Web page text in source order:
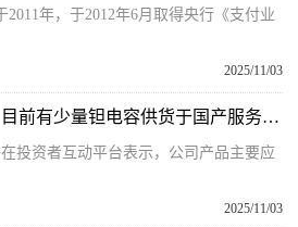
年，于2012年6月取得央行《支付业
2025/11/03
宏达电子(300726.SZ)：目前有少量钽电容供货于国产服务器-每日快播
投资者互动平台表示，公司产品主要应
2025/11/03